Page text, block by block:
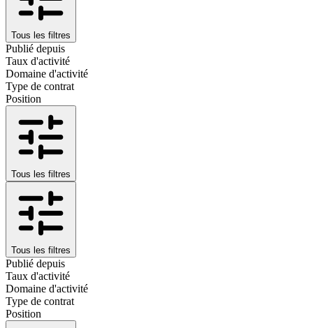
Tous les filtres
Publié depuis
Taux d'activité
Domaine d'activité
Type de contrat
Position
Tous les filtres
Tous les filtres
Publié depuis
Taux d'activité
Domaine d'activité
Type de contrat
Position